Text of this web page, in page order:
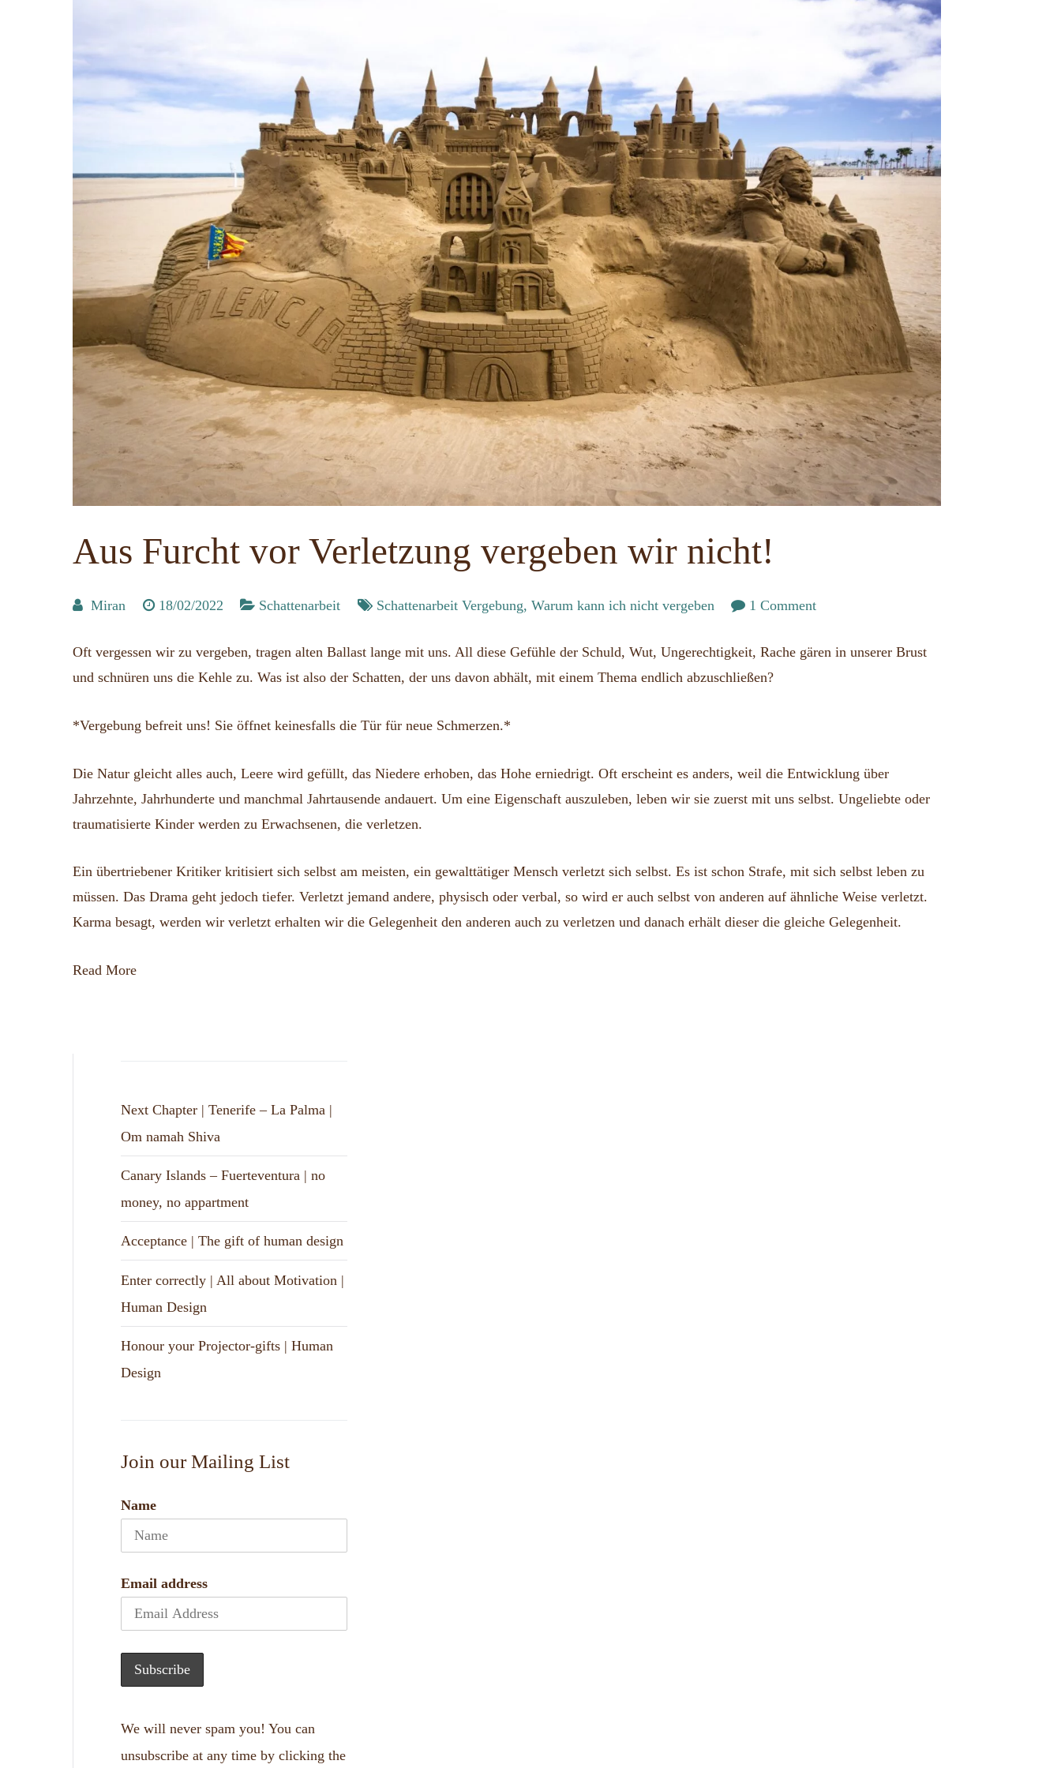
Aus Furcht vor Verletzung vergeben wir nicht!
Miran 18/02/2022 Schattenarbeit Schattenarbeit Vergebung, Warum kann ich nicht vergeben 1 Commenton
Furcht
nicht!
Oft vergessen wir zu vergeben, tragen alten Ballast lange mit uns. All diese Gefühle der Schuld, Wut, Ungerechtigkeit, Rache gären in unserer Brust
und schnüren uns die Kehle zu. Was ist also der Schatten, der uns davon abhält, mit einem Thema endlich abzuschließen?
*Vergebung befreit uns! Sie öffnet keinesfalls die Tür für neue Schmerzen.*
Die Natur gleicht alles auch, Leere wird gefüllt, das Niedere erhoben, das Hohe erniedrigt. Oft erscheint es anders, weil die Entwicklung über
Jahrzehnte, Jahrhunderte und manchmal Jahrtausende andauert. Um eine Eigenschaft auszuleben, leben wir sie zuerst mit uns selbst. Ungeliebte oder
traumatisierte Kinder werden zu Erwachsenen, die verletzen.
Ein übertriebener Kritiker kritisiert sich selbst am meisten, ein gewalttätiger Mensch verletzt sich selbst. Es ist schon Strafe, mit sich selbst leben zu
müssen. Das Drama geht jedoch tiefer. Verletzt jemand andere, physisch oder verbal, so wird er auch selbst von anderen auf ähnliche Weise verletzt.
Karma besagt, werden wir verletzt erhalten wir die Gelegenheit den anderen auch zu verletzen und danach erhält dieser die gleiche Gelegenheit.
Read More
Next Chapter | Tenerife – La Palma |
Om namah Shiva
Canary Islands – Fuerteventura | no
money, no appartment
Acceptance | The gift of human design
Enter correctly | All about Motivation |
Human Design
Honour your Projector-gifts | Human
Design
Join our Mailing List
Name
Email address
We will never spam you! You can
unsubscribe at any time by clicking the